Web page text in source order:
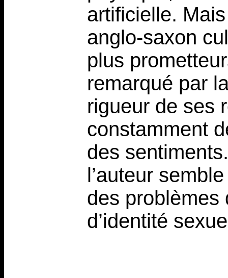
artificielle.
anglo-saxon
plus
remarqué par
rigueur de ses
constamment
des
l’auteur
des problèmes
d’identité